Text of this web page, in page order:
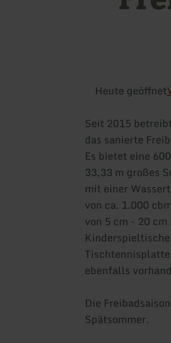
Heute geöffnet
Seit 2015
das sanierte
Es bietet eine
33,33 m großes
mit einer
von ca. 1.000
von 5 cm - 20
ebenfalls
Die
Spätsommer.